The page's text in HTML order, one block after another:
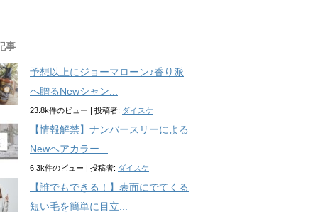
事
予想以上にジョーマローン♪香り派
へ贈るNewシャン...
23.8k件のビュー | 投稿者: ダイスケ
【情報解禁】ナンバースリーによる
Newヘアカラー...
6.3k件のビュー | 投稿者: ダイスケ
【誰でもできる！】表面にでてくる
短い毛を簡単に目立...